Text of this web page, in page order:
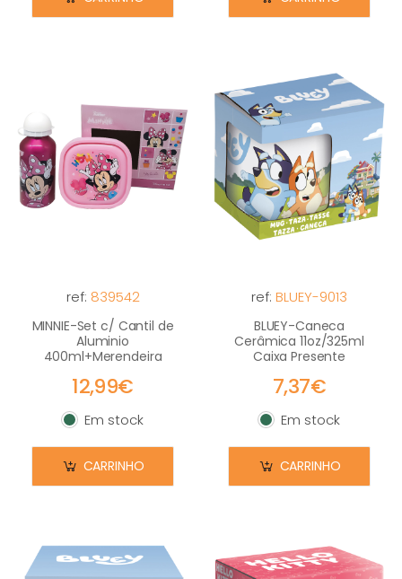
ref: 839542
MINNIE-Set c/ Cantil de
Aluminio
400ml+Merendeira
12,99€
Em stock
Em stock
CARRINHO
ref: BLUEY-9013
BLUEY-Caneca
Cerâmica 11oz/325ml
Caixa Presente
7,37€
Em stock
Em stock
CARRINHO